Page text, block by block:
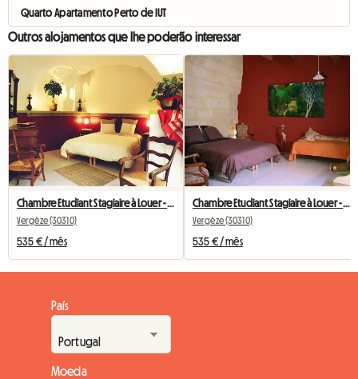
Quarto Apartamento Perto de IUT
Outros alojamentos que lhe poderão interessar
Vergèze (30310)
535 € / mês
Vergèze (30310)
535 € / mês
País
Moeda